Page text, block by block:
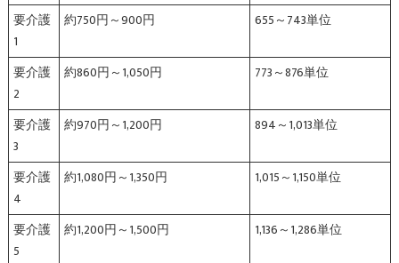
要介護
1
約750円～900円 655～743単位
要介護
2
約860円～1,050円 773～876単位
要介護
3
約970円～1,200円 894～1,013単位
要介護
4
約1,080円～1,350円 1,015～1,150単位
要介護
5
約1,200円～1,500円 1,136～1,286単位